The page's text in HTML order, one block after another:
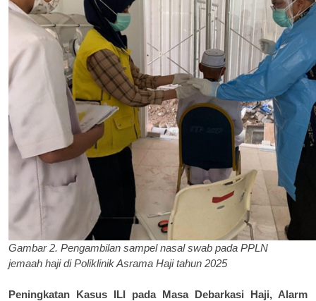
Gambar 2. Pengambilan sampel nasal swab pada PPLN
jemaah haji di Poliklinik Asrama Haji tahun 2025
Peningkatan Kasus ILI pada Masa Debarkasi Haji, Alarm